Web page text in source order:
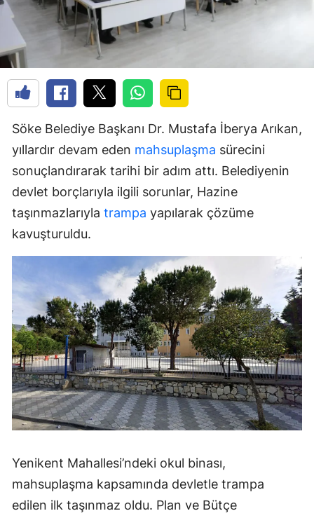
Söke Belediye Başkanı Dr. Mustafa İberya Arıkan,
yıllardır devam eden mahsuplaşma sürecini
sonuçlandırarak tarihi bir adım attı. Belediyenin
devlet borçlarıyla ilgili sorunlar, Hazine
taşınmazlarıyla trampa yapılarak çözüme
kavuşturuldu.
Yenikent Mahallesi’ndeki okul binası,
mahsuplaşma kapsamında devletle trampa
edilen ilk taşınmaz oldu. Plan ve Bütçe